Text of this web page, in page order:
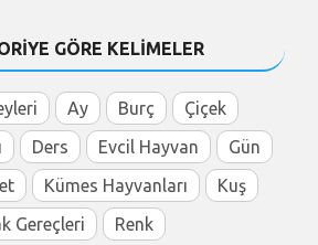
GÖRE KELİMELER
Ay Burç
Çiçek
Ders Evcil Hayvan
Gün
Kümes Hayvanları
Kuş
Gereçleri
Renk